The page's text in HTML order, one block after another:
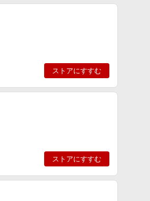
ストアにすすむ
ストアにすすむ